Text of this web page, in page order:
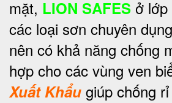
mặt, LION SAFES ở lớp
các loại sơn chuyên
nên có khả năng chống
hợp cho các vùng ven
Xuất Khẩu giúp chống rỉ